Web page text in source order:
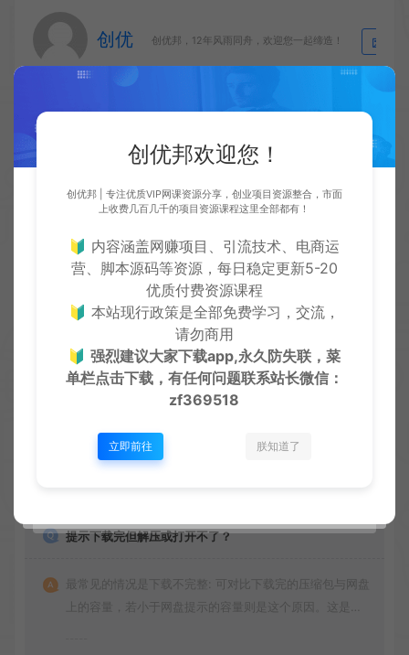
创优 创优邦，12年风雨同舟，欢迎您一起缔造！
超级好看的个人主页源码
常见问题
免费下载或者VIP会员资源能否直接商用？
本站所有资源版权均属于原作者所有，所提供资源均只能
用于参考学习用，请勿直接商用。若由于商用引起版权纠
查看详情
提示下载完但解压或打开不了？
最常见的情况是下载不完整: 可对比下载完的压缩包与网盘
上的容量，若小于网盘提示的容量则是这个原因。这是浏
创优邦欢迎您！
创优邦 | 专注优质VIP网课资源分享，创业项目资源整合，市面
上收费几百几千的项目资源课程这里全部都有！
🔰 内容涵盖网赚项目、引流技术、电商运
营、脚本源码等资源，每日稳定更新5-20
优质付费资源课程
🔰 本站现行政策是全部免费学习，交流，
请勿商用
🔰强烈建议大家下载app,永久防失联，菜
单栏点击下载，有任何问题联系站长微信：
zf369518
立即前往 朕知道了